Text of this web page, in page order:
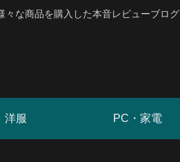
な商品を購入した本音レビューブログ
洋服 PC・家電